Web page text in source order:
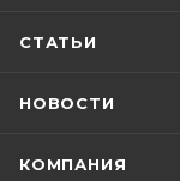
СТАТЬИ
НОВОСТИ
КОМПАНИЯ